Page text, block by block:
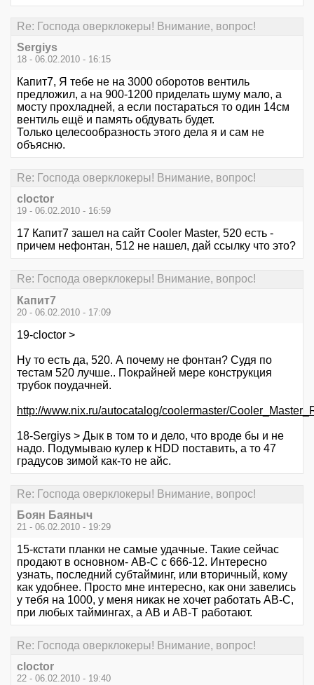
Re: Господа оверклокеры! Внимание, вопрос!
Sergiys
18 - 06.02.2010 - 16:15
Капит7, Я тебе не на 3000 оборотов вентиль
предложил, а на 900-1200 приделать шуму мало, а
мосту прохладней, а если постараться то один 14см
вентиль ещё и память обдувать будет.
Только целесообразность этого дела я и сам не
объясню.
Re: Господа оверклокеры! Внимание, вопрос!
cloctor
19 - 06.02.2010 - 16:59
17 Капит7 зашел на сайт Cooler Master, 520 есть -
причем нефонтан, 512 не нашел, дай ссылку что это?
Re: Господа оверклокеры! Внимание, вопрос!
Капит7
20 - 06.02.2010 - 17:09
19-cloctor >
Ну то есть да, 520. А почему не фонтан? Судя по
тестам 520 лучше.. Покрайней мере конструкция
трубок поудачней.
http://www.nix.ru/autocatalog/coolermaster/
18-Sergiys > Дык в том то и дело, что вроде бы и не
надо. Подумываю кулер к HDD поставить, а то 47
градусов зимой как-то не айс.
Re: Господа оверклокеры! Внимание, вопрос!
Боян Баяныч
21 - 06.02.2010 - 19:29
15-кстати планки не самые удачные. Такие сейчас
продают в основном- АВ-С с 666-12. Интересно
узнать, последний субтайминг, или вторичный, кому
как удобнее. Просто мне интересно, как они завелись
у тебя на 1000, у меня никак не хочет работать АВ-С,
при любых таймингах, а АВ и АВ-Т работают.
Re: Господа оверклокеры! Внимание, вопрос!
cloctor
22 - 06.02.2010 - 19:40